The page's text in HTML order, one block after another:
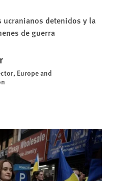
ucranianos detenidos y la
de guerra
Europe and